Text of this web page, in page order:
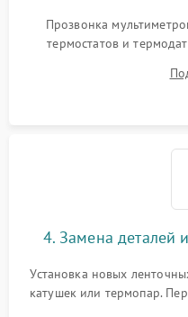
Прозвонка
термостатов и
модуля, реле, диодных
индукции). Проверка
4. Замена деталей
Установка новых
катушек или термопар.